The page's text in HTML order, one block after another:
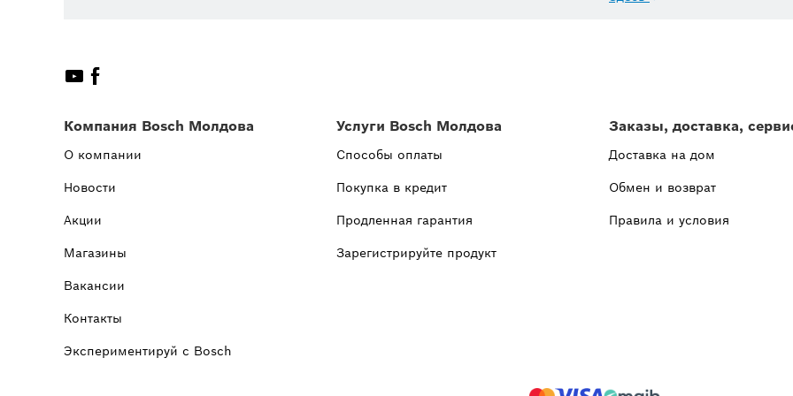
Компания Bosch Молдова
О компании
Новости
Акции
Магазины
Вакансии
Контакты
Экспериментируй с Bosch
Услуги Bosch Молдова
Способы оплаты
Покупка в кредит
Продленная гарантия
Зарегистрируйте продукт
Заказы, доставка,
Доставка на дом
Обмен и возврат
Правила и условия